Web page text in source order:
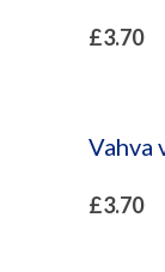
£3.70
Vahva
£3.70